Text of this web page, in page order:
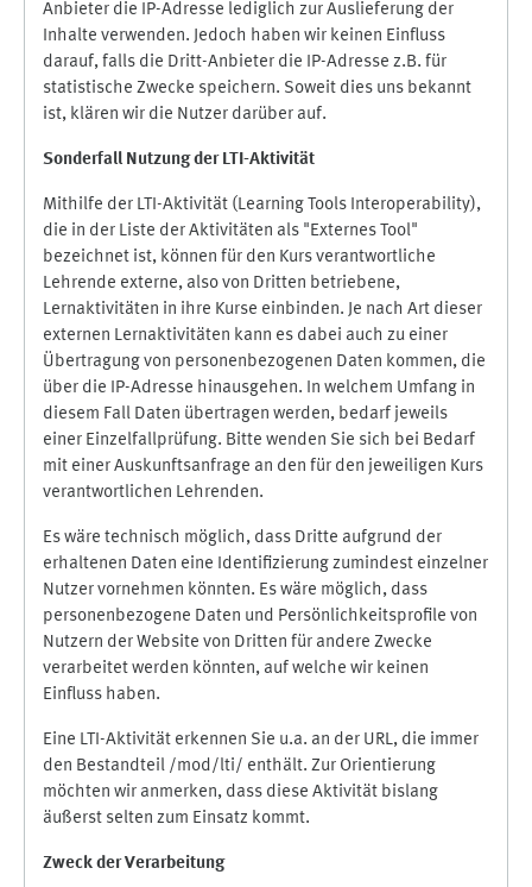
Anbieter die IP-Adresse lediglich zur Auslieferung der
Inhalte verwenden. Jedoch haben wir keinen Einfluss
darauf, falls die Dritt-Anbieter die IP-Adresse z.B. für
statistische Zwecke speichern. Soweit dies uns bekannt
ist, klären wir die Nutzer darüber auf.
Sonderfall Nutzung der LTI-Aktivität
Mithilfe der LTI-Aktivität (Learning Tools Interoperability),
die in der Liste der Aktivitäten als "Externes Tool"
bezeichnet ist, können für den Kurs verantwortliche
Lehrende externe, also von Dritten betriebene,
Lernaktivitäten in ihre Kurse einbinden. Je nach Art dieser
externen Lernaktivitäten kann es dabei auch zu einer
Übertragung von personenbezogenen Daten kommen, die
über die IP-Adresse hinausgehen. In welchem Umfang in
diesem Fall Daten übertragen werden, bedarf jeweils
einer Einzelfallprüfung. Bitte wenden Sie sich bei Bedarf
mit einer Auskunftsanfrage an den für den jeweiligen Kurs
verantwortlichen Lehrenden.
Es wäre technisch möglich, dass Dritte aufgrund der
erhaltenen Daten eine Identifizierung zumindest einzelner
Nutzer vornehmen könnten. Es wäre möglich, dass
personenbezogene Daten und Persönlichkeitsprofile von
Nutzern der Website von Dritten für andere Zwecke
verarbeitet werden könnten, auf welche wir keinen
Einfluss haben.
Eine LTI-Aktivität erkennen Sie u.a. an der URL, die immer
den Bestandteil /mod/lti/ enthält. Zur Orientierung
möchten wir anmerken, dass diese Aktivität bislang
äußerst selten zum Einsatz kommt.
Zweck der Verarbeitung